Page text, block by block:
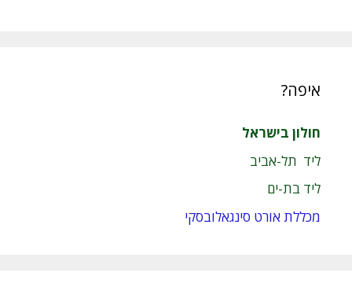
איפה?
חולון בישראל
ליד תל-אביב
ליד בת-ים
מכללת אורט סינגאלובסקי